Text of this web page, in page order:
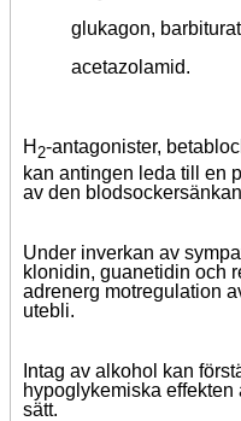
glukagon,
acetazolamid.
H 2-antagonister,
kan antingen leda till en
av den
Under inverkan av
klonidin, guanetidin och
adrenerg motregulation
utebli.
Intag av alkohol kan
hypoglykemiska
sätt.